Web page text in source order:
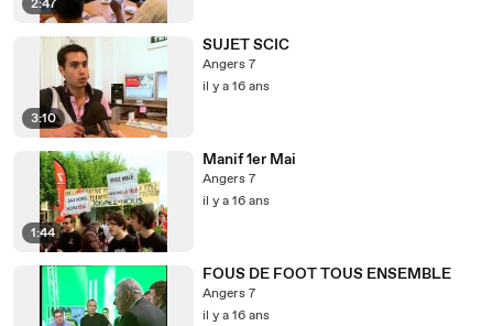
2:47
3:10
SUJET SCIC
Angers 7
il y a 16 ans
1:44
Manif 1er Mai
Angers 7
il y a 16 ans
FOUS DE FOOT TOUS ENSEMBLE
Angers 7
il y a 16 ans